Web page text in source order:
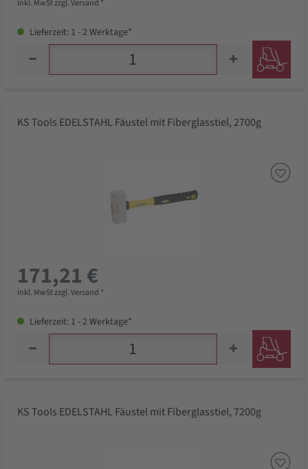
inkl. MwSt zzgl. Versand *
Lieferzeit: 1 - 2 Werktage*
KS Tools EDELSTAHL Fäustel mit Fiberglasstiel, 2700g
171,21 €
inkl. MwSt zzgl. Versand *
Lieferzeit: 1 - 2 Werktage*
KS Tools EDELSTAHL Fäustel mit Fiberglasstiel, 7200g